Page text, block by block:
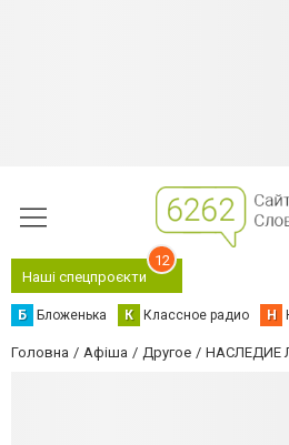
Наші спецпроєкти
12
Б Бложенька К Классное радио Н
Головна Афіша Другое НАСЛЕДИЕ